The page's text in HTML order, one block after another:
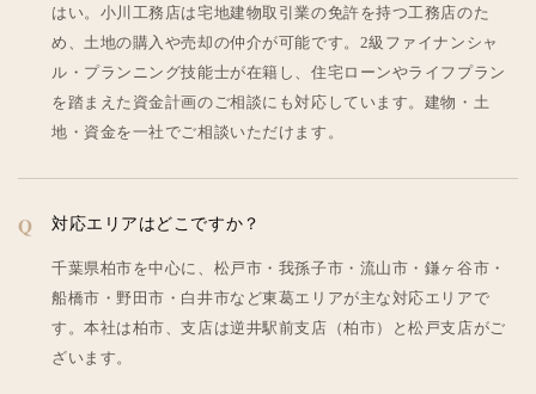
はい。小川工務店は宅地建物取引業の免許を持つ工務店のた
め、土地の購入や売却の仲介が可能です。2級ファイナンシャ
ル・プランニング技能士が在籍し、住宅ローンやライフプラン
を踏まえた資金計画のご相談にも対応しています。建物・土
地・資金を一社でご相談いただけます。
対応エリアはどこですか？
千葉県柏市を中心に、松戸市・我孫子市・流山市・鎌ヶ谷市・
船橋市・野田市・白井市など東葛エリアが主な対応エリアで
す。本社は柏市、支店は逆井駅前支店（柏市）と松戸支店がご
ざいます。